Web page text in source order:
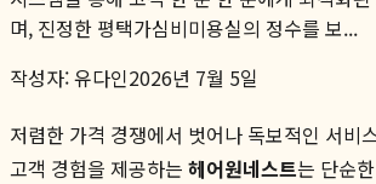
며, 진정한 평택가심비미용실의 정수를 보...
작성자:유다인2026년 7월 5일
저렴한 가격 경쟁에서 벗어나 독보적인 서비
고객 경험을 제공하는 헤어원네스트는 단순